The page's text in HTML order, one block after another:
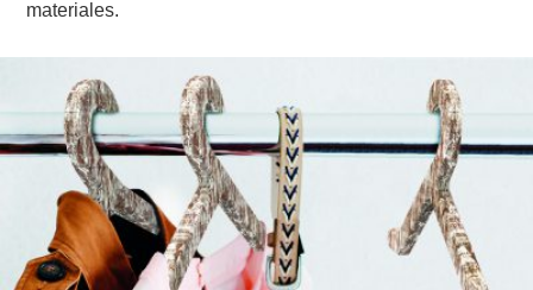
materiales.